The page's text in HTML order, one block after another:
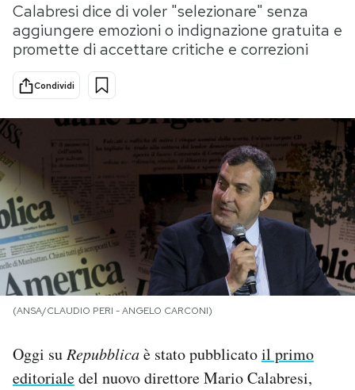
Scienza
Cultura
Sport
Media
Europa
PODCAST
NEWSLETTER
I MIEI PREFERITI
SHOP
CALENDARIO
Calabresi dice di voler "selezionare" senza
aggiungere emozioni o indignazione gratuita e
promette di accettare critiche e correzioni
Condividi
(ANSA/CLAUDIO PERI - ANGELO CARCONI)
Oggi suRepubblicaè stato pubblicatoil primo
editorialedel nuovo direttore Mario Calabresi,